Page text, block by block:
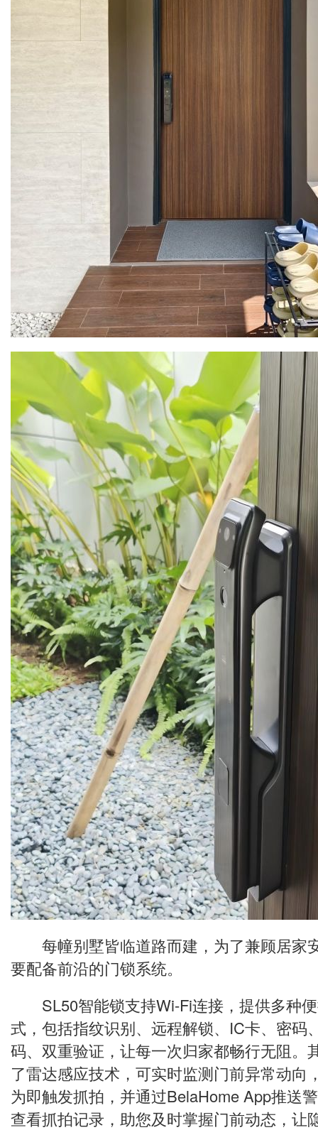
每幢别墅皆临道路而建，为了兼顾居家
要配备前沿的门锁系统。
SL50智能锁支持Wi-Fi连接，提供多种
式，包括指纹识别、远程解锁、IC卡、密码
码、双重验证，让每一次归家都畅行无阻。
了雷达感应技术，可实时监测门前异常动向
为即触发抓拍，并通过BelaHome App推送
查看抓拍记录，助您及时掌握门前动态，让